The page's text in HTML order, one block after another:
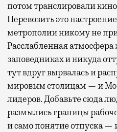
потом транслировали
Перевозить это
метрополии никому не
Расслабленная атмосфера
заповедниках и никуда
тут вдруг вырвалась и
мировым столицам — и
лидеров. Добавьте сюда
размылись границы
и само понятие отпуска —